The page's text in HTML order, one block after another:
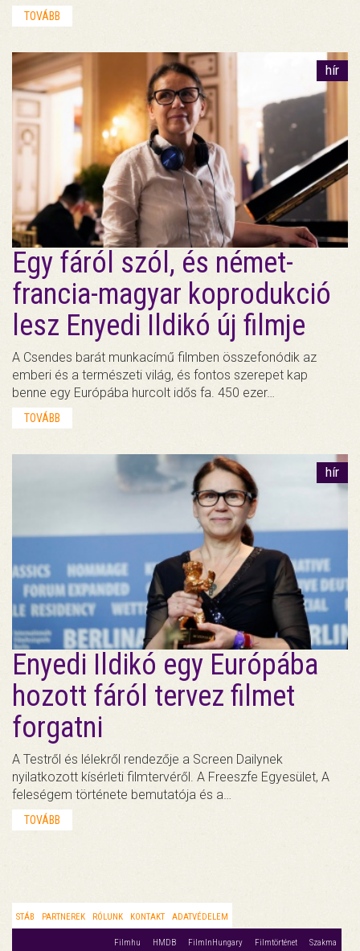
TOVÁBB
hír
Egy fáról szól, és német-
francia-magyar koprodukció
lesz Enyedi Ildikó új filmje
A Csendes barát munkacímű filmben összefonódik az
emberi és a természeti világ, és fontos szerepet kap
benne egy Európába hurcolt idős fa. 450 ezer…
TOVÁBB
hír
Enyedi Ildikó egy Európába
hozott fáról tervez filmet
forgatni
A Testről és lélekről rendezője a Screen Dailynek
nyilatkozott kísérleti filmtervéről. A Freeszfe Egyesület, A
feleségem története bemutatója és a…
TOVÁBB
STÁB PARTNEREK RÓLUNK KONTAKT ADATVÉDELEM
Filmhu HMDB FilmInHungary Filmtörténet Szakma